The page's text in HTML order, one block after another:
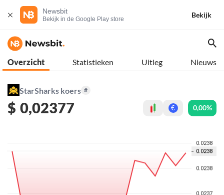
Newsbit
Bekijk in de Google Play store
Bekijk
Overzicht Statistieken Uitleg Nieuws
StarSharks koers #
$ 0,02377 € 0,00%